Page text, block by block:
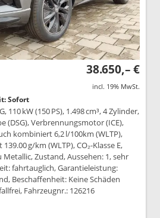
38.650,– €
incl. 19% MwSt.
Sofort
110 kW (150 PS), 1.498 cm³, 4 Zylinder,
(DSG), Verbrennungsmotor (ICE),
kombiniert 6,2 l/100km (WLTP),
g/km (WLTP), CO₂-Klasse E,
Zustand, Aussehen: 1, sehr
fahrtauglich, Garantieleistung:
Beschaffenheit: Keine Schäden
Fahrzeugnr.: 126216
drucken